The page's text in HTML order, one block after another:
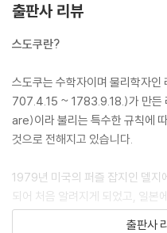
출판사 리뷰
스도쿠란?
스도쿠는 수학자이며 물리학자
707.4.15 ~ 1783.9.18.)가 만든
are)이라 불리는 특수한 규칙에
것으로 전해지고 있습니다.
1979년 미국의 퍼즐 잡지인 델
되어 처음 알려지게 되었고, 일
(일본식 발음 스도쿠)으로 알려지
출판사